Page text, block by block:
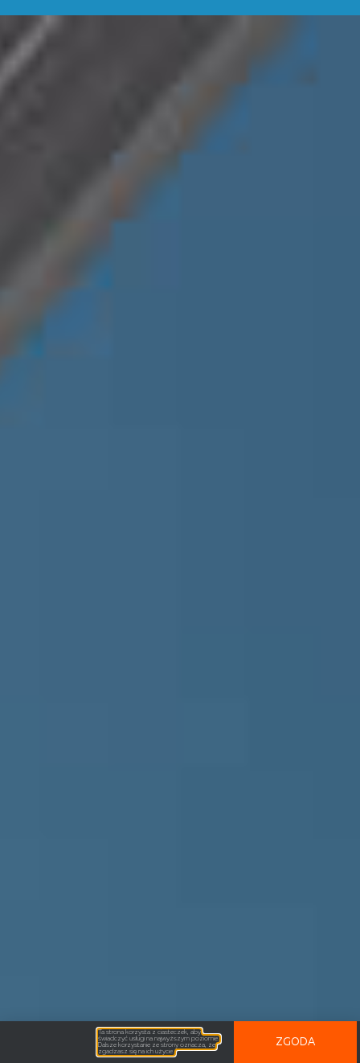
Ta strona korzysta z ciasteczek, aby
świadczyć usługi na najwyższym poziomie.
Dalsze korzystanie ze strony oznacza, że
zgadzasz się na ich użycie.
ZGODA